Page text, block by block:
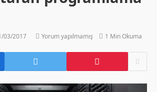
03/2017 Yorum yapılmamış 1 Min Okuma